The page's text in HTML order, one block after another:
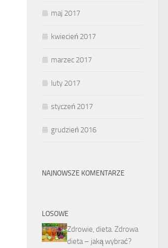
maj 2017
kwiecień 2017
marzec 2017
luty 2017
styczeń 2017
grudzień 2016
NAJNOWSZE KOMENTARZE
LOSOWE
Zdrowie, dieta. Zdrowa
dieta – jaką wybrać?